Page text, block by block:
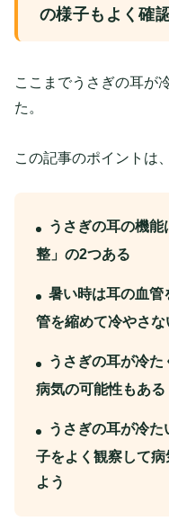
の様子もよく確
ここまでうさぎの耳が
た。
この記事のポイントは、
うさぎの耳の機能
整」の2つある
暑い時は耳の血管
管を縮めて冷やさ
うさぎの耳が冷
病気の可能性もある
うさぎの耳が冷
子をよく観察して
よう